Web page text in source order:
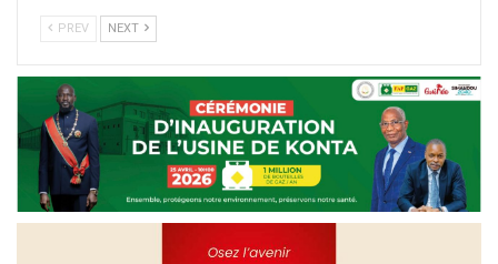
PREV NEXT